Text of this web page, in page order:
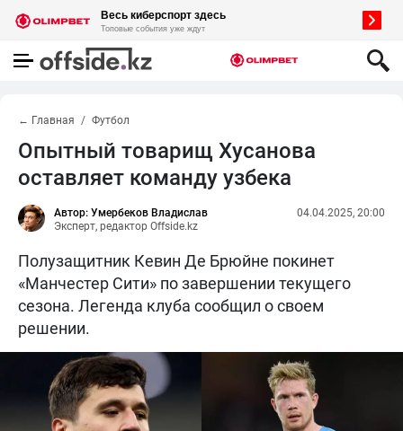
← Главная Футбол
Опытный товарищ Хусанова
оставляет команду узбека
Автор: Умербеков Владислав
Эксперт, редактор Offside.kz
04.04.2025, 20:00
Полузащитник Кевин Де Брюйне покинет
«Манчестер Сити» по завершении текущего
сезона. Легенда клуба сообщил о своем
решении.